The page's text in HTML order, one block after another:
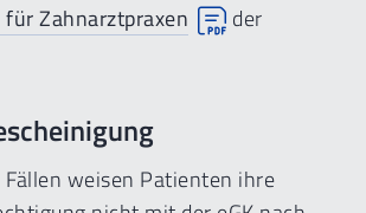
Zahnarztpraxen
der
weisen Patienten ihre